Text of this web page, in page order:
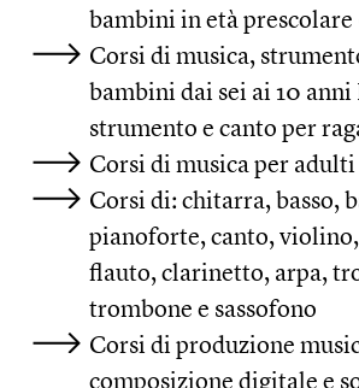
bambini in età prescolare
Corsi di musica,
bambini dai sei ai 10
strumento e canto per
Corsi di musica per adulti
Corsi di: chitarra, basso,
pianoforte, canto,
flauto, clarinetto, arpa,
trombone e sassofono
Corsi di produzione
composizione digitale e